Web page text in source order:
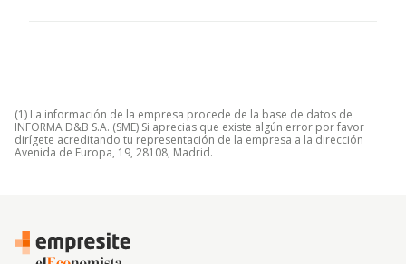
(1) La información de la empresa procede de la base de datos de
INFORMA D&B S.A. (SME) Si aprecias que existe algún error por favor
dirígete acreditando tu representación de la empresa a la dirección
Avenida de Europa, 19, 28108, Madrid.